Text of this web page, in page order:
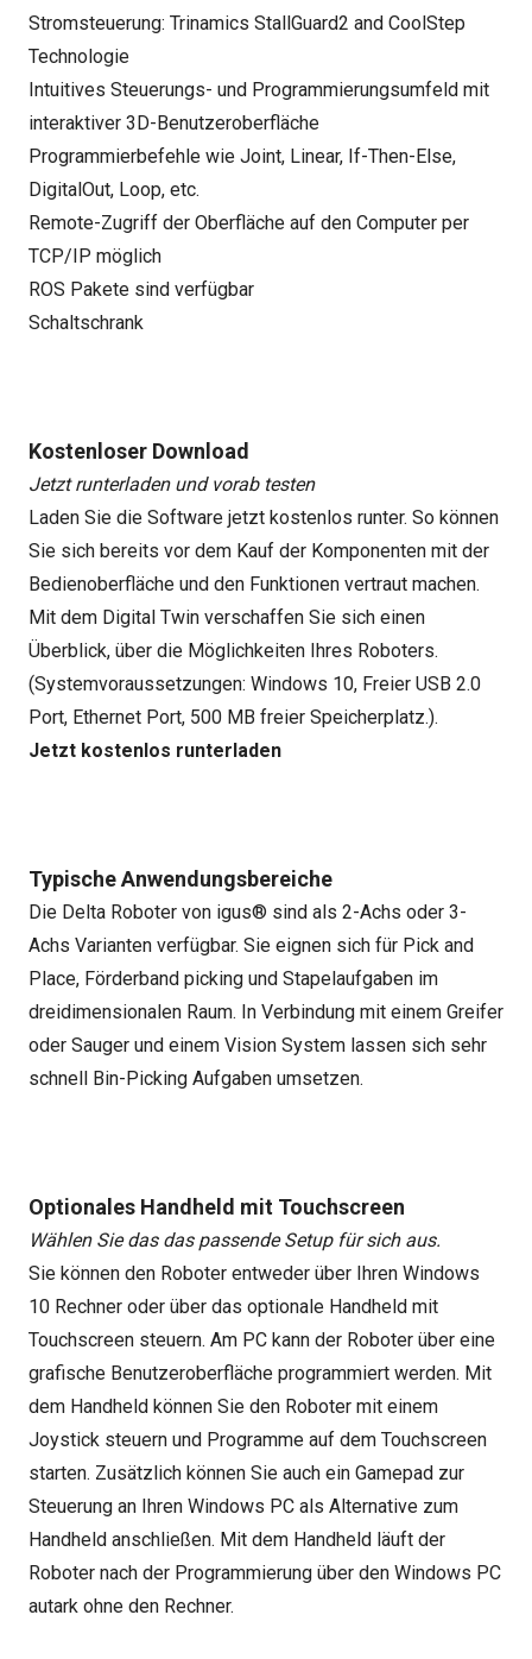
Stromsteuerung: Trinamics StallGuard2 and CoolStep
Technologie
Intuitives Steuerungs- und Programmierungsumfeld mit
interaktiver 3D-Benutzeroberfläche
Programmierbefehle wie Joint, Linear, If-Then-Else,
DigitalOut, Loop, etc.
Remote-Zugriff der Oberfläche auf den Computer per
TCP/IP möglich
ROS Pakete sind verfügbar
Schaltschrank
Kostenloser Download
Jetzt runterladen und vorab testen
Laden Sie die Software jetzt kostenlos runter. So können
Sie sich bereits vor dem Kauf der Komponenten mit der
Bedienoberfläche und den Funktionen vertraut machen.
Mit dem Digital Twin verschaffen Sie sich einen
Überblick, über die Möglichkeiten Ihres Roboters.
(Systemvoraussetzungen: Windows 10, Freier USB 2.0
Port, Ethernet Port, 500 MB freier Speicherplatz.).
Jetzt kostenlos runterladen
Typische Anwendungsbereiche
Die Delta Roboter von igus® sind als 2-Achs oder 3-
Achs Varianten verfügbar. Sie eignen sich für Pick and
Place, Förderband picking und Stapelaufgaben im
dreidimensionalen Raum. In Verbindung mit einem Greifer
oder Sauger und einem Vision System lassen sich sehr
schnell Bin-Picking Aufgaben umsetzen.
Optionales Handheld mit Touchscreen
Wählen Sie das das passende Setup für sich aus.
Sie können den Roboter entweder über Ihren Windows
10 Rechner oder über das optionale Handheld mit
Touchscreen steuern. Am PC kann der Roboter über eine
grafische Benutzeroberfläche programmiert werden. Mit
dem Handheld können Sie den Roboter mit einem
Joystick steuern und Programme auf dem Touchscreen
starten. Zusätzlich können Sie auch ein Gamepad zur
Steuerung an Ihren Windows PC als Alternative zum
Handheld anschließen. Mit dem Handheld läuft der
Roboter nach der Programmierung über den Windows PC
autark ohne den Rechner.